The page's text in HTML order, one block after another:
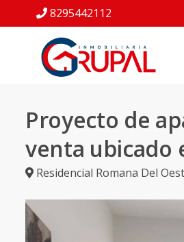
8295442112
Proyecto de
venta ubicado
Residencial Romana Del